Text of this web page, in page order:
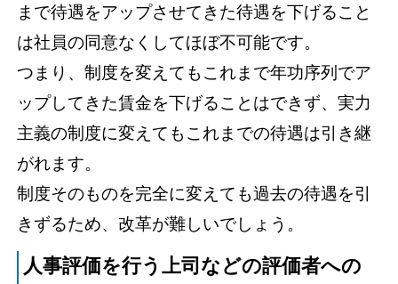
まで待遇をアップさせてきた待遇を下げること
は社員の同意なくしてほぼ不可能です。
つまり、制度を変えてもこれまで年功序列でア
ップしてきた賃金を下げることはできず、実力
主義の制度に変えてもこれまでの待遇は引き継
がれます。
制度そのものを完全に変えても過去の待遇を引
きずるため、改革が難しいでしょう。
人事評価を行う上司などの評価者への